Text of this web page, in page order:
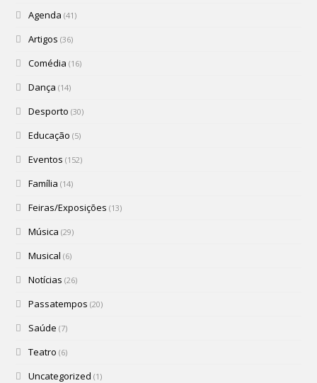
Agenda (41)
Artigos (36)
Comédia (16)
Dança (14)
Desporto (30)
Educação (5)
Eventos (152)
Família (14)
Feiras/Exposições (13)
Música (29)
Musical (6)
Notícias (26)
Passatempos (20)
Saúde (7)
Teatro (6)
Uncategorized (1)